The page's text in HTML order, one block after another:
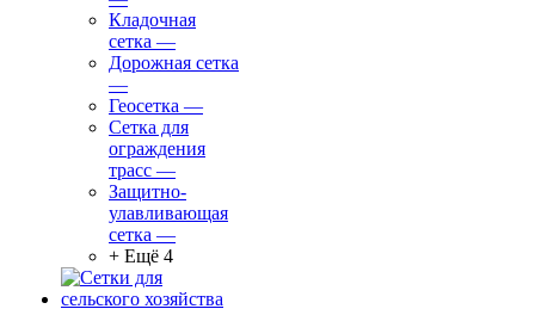
Кладочная
сетка —
Дорожная сетка
—
Геосетка —
Сетка для
ограждения
трасс —
Защитно-
улавливающая
сетка —
+ Ещё 4